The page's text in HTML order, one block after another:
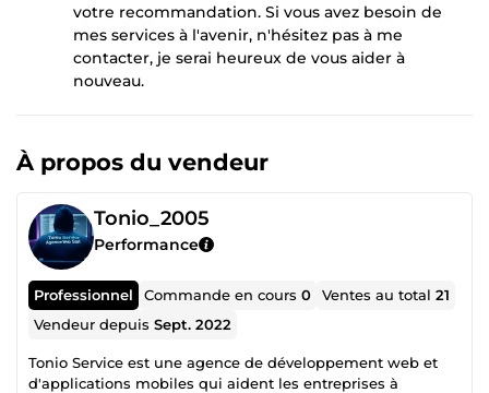
votre recommandation. Si vous avez besoin de
mes services à l'avenir, n'hésitez pas à me
contacter, je serai heureux de vous aider à
nouveau.
À propos du vendeur
Tonio_2005
Performance
Professionnel Commande en cours0 Ventes au total21
Vendeur depuisSept. 2022
Tonio Service est une agence de développement web et
d'applications mobiles qui aident les entreprises à